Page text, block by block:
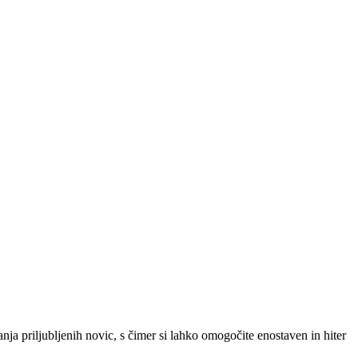
priljubljenih novic, s čimer si lahko omogočite enostaven in hiter